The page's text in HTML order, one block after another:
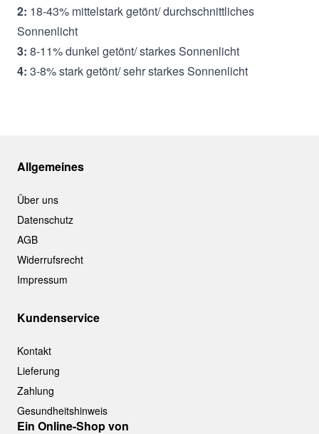
2: 18-43% mittelstark getönt/ durchschnittliches
Sonnenlicht
3: 8-11% dunkel getönt/ starkes Sonnenlicht
4: 3-8% stark getönt/ sehr starkes Sonnenlicht
Allgemeines
Über uns
Datenschutz
AGB
Widerrufsrecht
Impressum
Kundenservice
Kontakt
Lieferung
Zahlung
Gesundheitshinweis
Ein Online-Shop von